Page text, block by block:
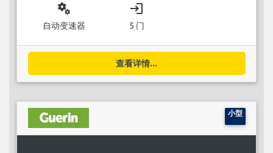
miscellaneous_services
自动变速器
login
5 门
查看详情...
小型